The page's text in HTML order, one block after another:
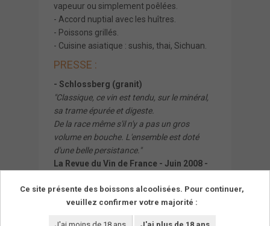
vapeuur ou simplement poêlées.
- Accord nuptial avec les huîtres.
- Poissons grillés.
- Cuisine asiatique : sushis, thai, Sichuan.
PRESSE :
- Schlossberg (granit)
"Classique, ce vin est tendu, sur le minéral,
sa trame épurée et digeste.
De la race même s'il n'y a pas un gros
volume en bouche. L'ensemble est doté
d'une belle persistance."
La Revue du Vin de France - Juin 2008 -
2007.
Ce site présente des boissons alcoolisées. Pour continuer,
veuillez confirmer votre majorité :